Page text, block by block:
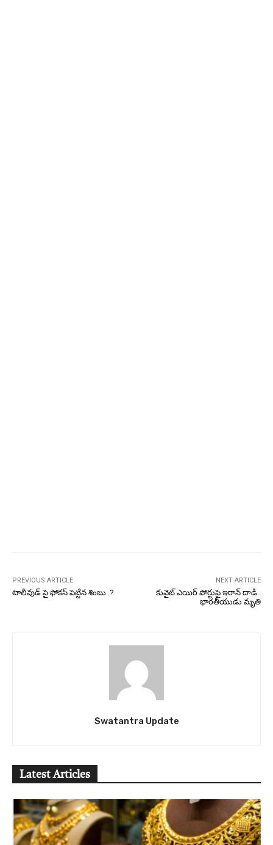
PREVIOUS ARTICLE
టాలీవుడ్ పై ఫోకస్ పెట్టిన శింబు..?
NEXT ARTICLE
కువైట్ ఎయిర్ పోర్టుపై ఇరాన్ దాడి..
భారతీయుడు మృతి
Swatantra Update
Latest Articles